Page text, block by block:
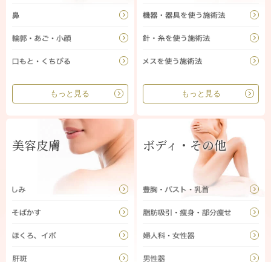
もっと見る もっと見る
美容皮膚 ボディ・その他